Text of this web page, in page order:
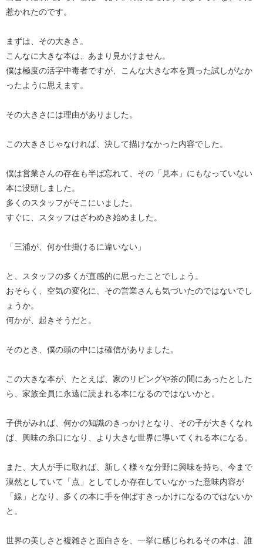
惹かれたのです。
まずは、その大きさ。
こんなに大きな本は、あまり見かけません。
僕は極度の活字中毒者ですが、こんな大きな本を買った試しがなか
ったように思えます。
その大きさには理由がありました。
この大きさじゃなければ、決して描けなかった内容でした。
僕は営業さんの存在も半ば忘れて、その「見本」にもなっていない
本に没頭しました。
多くのスタッフがそこにいました。
すぐに、スタッフはざわめき始めました。
「三浦が、何か仕掛けるに違いない」
と、スタッフの多くが直感的に思ったことでしょう。
おそらく、空気の変化に、その営業さんも気づいたのではないでし
ょうか。
何かが、起きそうだと。
そのとき、僕の頭の中には確信がありました。
この大きな本が、たとえば、家のリビングや茶の間にあったとした
ら、家族全員に永遠に読まれる本になるのではないかと。
子供がみれば、何かの知識のきっかけとなり、その子が大きくなれ
ば、興味の糸口になり、より大きな世界に導いてくれる本になる。
また、大人が手に取れば、新しく様々な分野に興味を持ち、今まで
漠然としていて「点」としてしか存在していなかった意味内容が
「線」となり、多くの本に手を伸ばすきっかけになるのではないか
と。
世界の美しさと複雑さと面白さを、一挙に感じられるその本は、誰